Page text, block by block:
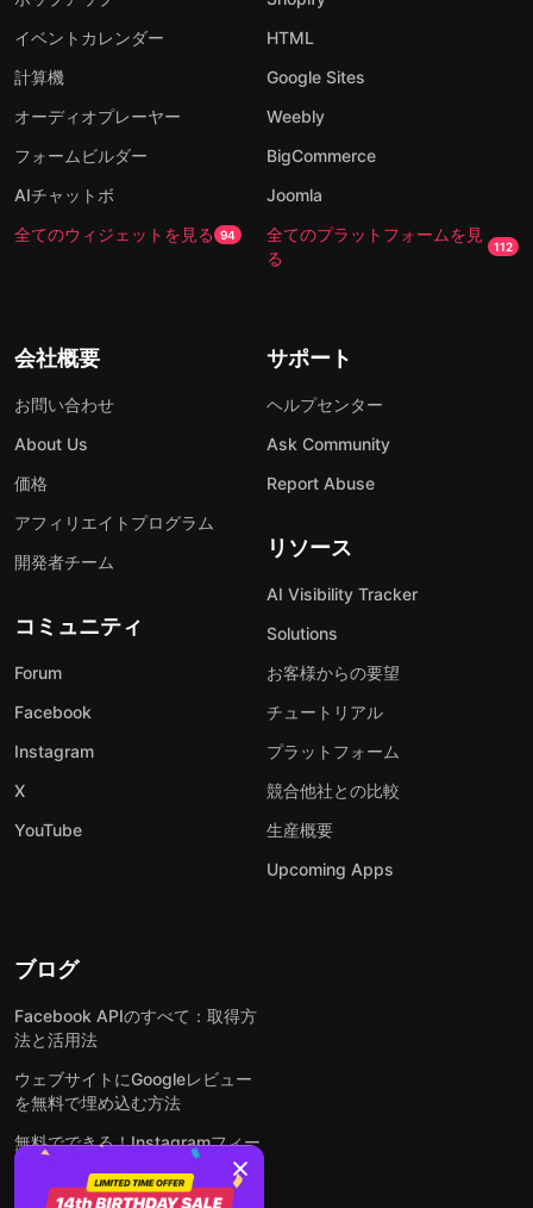
イベントカレンダー
計算機
オーディオプレーヤー
フォームビルダー
AIチャットボ
全てのウィジェットを見る 94
HTML
Google Sites
Weebly
BigCommerce
Joomla
全てのプラットフォームを見
る
112
会社概要
お問い合わせ
About Us
価格
アフィリエイトプログラム
開発者チーム
コミュニティ
Forum
Facebook
Instagram
X
YouTube
サポート
ヘルプセンター
Ask Community
Report Abuse
リソース
AI Visibility Tracker
Solutions
お客様からの要望
チュートリアル
プラットフォーム
競合他社との比較
生産概要
Upcoming Apps
ブログ
Facebook APIのすべて：取得方
法と活用法
ウェブサイトにGoogleレビュー
を無料で埋め込む方法
無料でできる！Instagramフィー
ドをウェブサイトに埋め込む方法